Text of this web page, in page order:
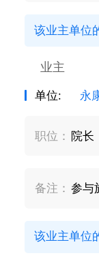
该业主单位
业主
单位: 永
职位： 院长
备注： 参与
该业主单位